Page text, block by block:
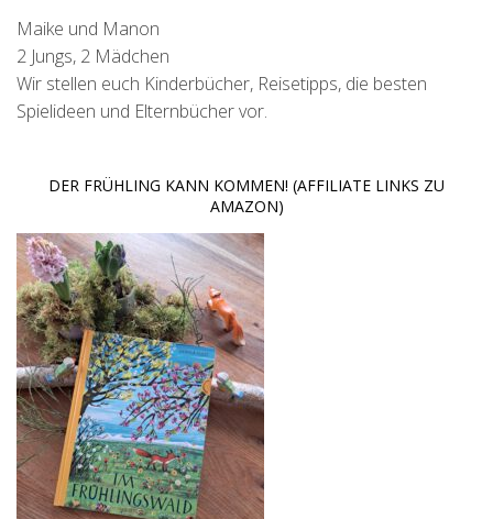
Maike und Manon
2 Jungs, 2 Mädchen
Wir stellen euch Kinderbücher, Reisetipps, die besten
Spielideen und Elternbücher vor.
DER FRÜHLING KANN KOMMEN! (AFFILIATE LINKS ZU
AMAZON)